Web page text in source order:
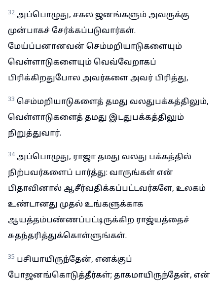
32 அப்பொழுது, சகல ஜனங்களும் அவருக்கு
முன்பாகச் சேர்க்கப்படுவார்கள்.
மேய்ப்பனானவன் செம்மறியாடுகளையும்
வெள்ளாடுகளையும் வெவ்வேறாகப்
பிரிக்கிறதுபோல அவர்களை அவர் பிரித்து,
33 செம்மறியாடுகளைத் தமது வலதுபக்கத்திலும்,
வெள்ளாடுகளைத் தமது இடதுபக்கத்திலும்
நிறுத்துவார்.
34 அப்பொழுது, ராஜா தமது வலது பக்கத்தில்
நிற்பவர்களைப் பார்த்து: வாருங்கள் என்
பிதாவினால் ஆசீர்வதிக்கப்பட்டவர்களே, உலகம்
உண்டானது முதல் உங்களுக்காக
ஆயத்தம்பண்ணப்பட்டிருக்கிற ராஜ்யத்தைச்
சுதந்தரித்துக்கொள்ளுங்கள்.
35 பசியாயிருந்தேன், எனக்குப்
போஜனங்கொடுத்தீர்கள்; தாகமாயிருந்தேன், என்